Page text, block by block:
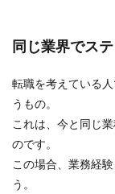
同じ業界でス
転職を考えている
うもの。
これは、今と同じ
のです。
この場合、業務経
う。